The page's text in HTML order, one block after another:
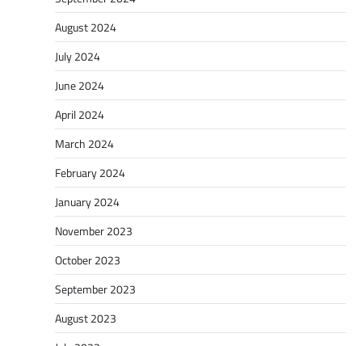
August 2024
July 2024
June 2024
April 2024
March 2024
February 2024
January 2024
November 2023
October 2023
September 2023
August 2023